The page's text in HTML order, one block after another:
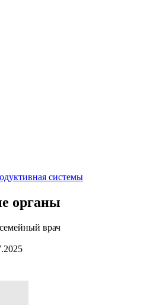
системы
органы
врач